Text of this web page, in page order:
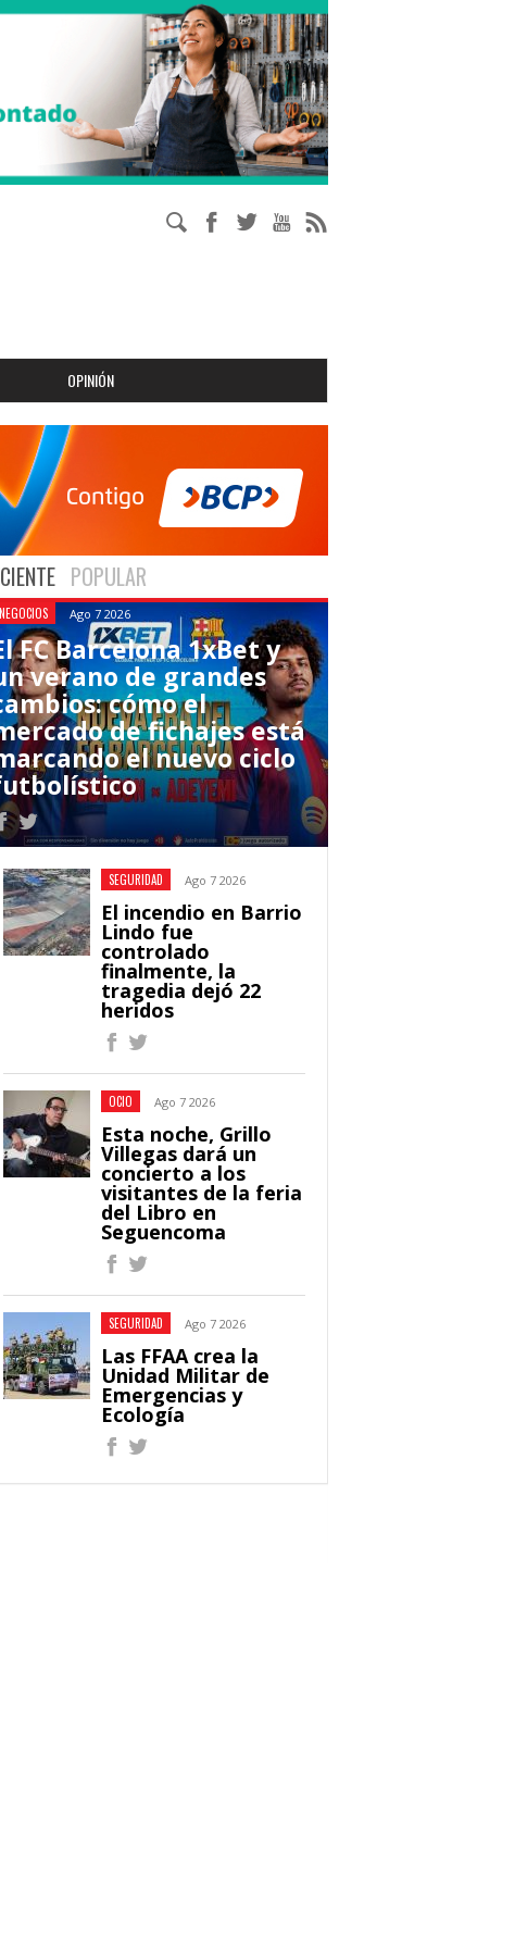
OPINIÓN
POPULAR
NEGOCIOS Ago 7 2026
FC Barcelona 1xBet y
verano de grandes
cómo el
de fichajes está
el nuevo ciclo
SEGURIDAD Ago 7 2026
El incendio en Barrio
Lindo fue
controlado
finalmente, la
tragedia dejó 22
heridos
OCIO Ago 7 2026
Esta noche, Grillo
Villegas dará un
concierto a los
visitantes de la feria
del Libro en
Seguencoma
SEGURIDAD Ago 7 2026
Las FFAA crea la
Unidad Militar de
Emergencias y
Ecología